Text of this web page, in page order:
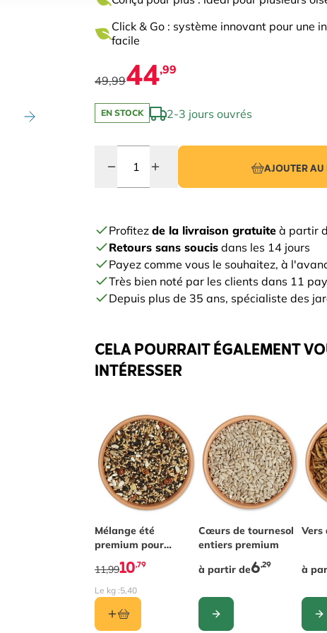
Click & Go : système innovant pour une
facile
49,9944,99
EN STOCK 2-3 jours ouvrés
AJOUTER AU
Profitez de la livraison gratuite à partir
Retours sans soucis dans les 14 jours
Payez comme vous le souhaitez, à
Très bien noté par les clients dans 11
Depuis plus de 35 ans, spécialiste des
CELA POURRAIT ÉGALEMENT
INTÉRESSER
Mélange été
premium pour
oiseaux - 2kg
10,79
11,99
Le kg :5,40
Cœurs de tournesol
entiers premium
The price depends on
à partir de6,29
CONFIGURER
Vers
The
à